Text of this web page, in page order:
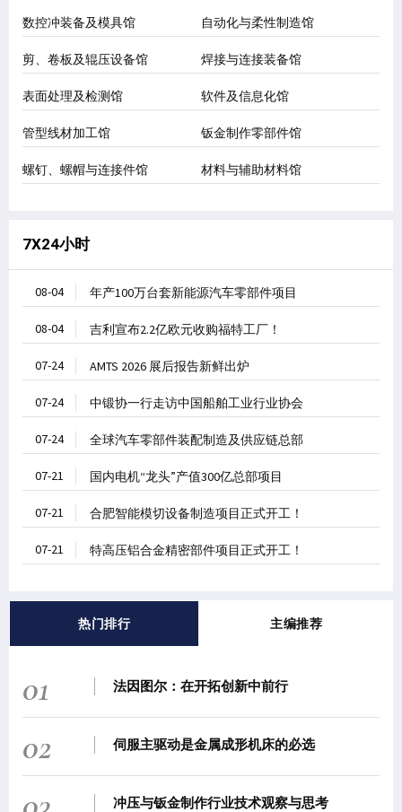
数控冲装备及模具馆 自动化与柔性制造馆
剪、卷板及辊压设备馆 焊接与连接装备馆
表面处理及检测馆 软件及信息化馆
管型线材加工馆 钣金制作零部件馆
螺钉、螺帽与连接件馆 材料与辅助材料馆
7X24小时
08-04 年产100万台套新能源汽车零部件项目
08-04 吉利宣布2.2亿欧元收购福特工厂！
07-24 AMTS 2026 展后报告新鲜出炉
07-24 中锻协一行走访中国船舶工业行业协会
07-24 全球汽车零部件装配制造及供应链总部
07-21 国内电机“龙头”产值300亿总部项目
07-21 合肥智能模切设备制造项目正式开工！
07-21 特高压铝合金精密部件项目正式开工！
热门排行 主编推荐
01 法因图尔：在开拓创新中前行
02 伺服主驱动是金属成形机床的必选
冲压与钣金制作行业技术观察与思考